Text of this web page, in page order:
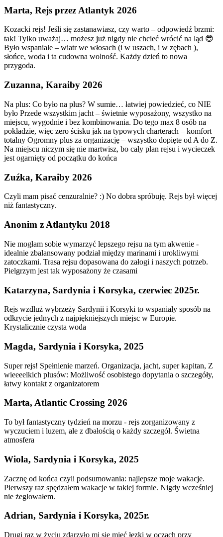
Marta, Rejs przez Atlantyk 2026
Kozacki rejs! Jeśli się zastanawiasz, czy warto – odpowiedź brzmi:
tak! Tylko uważaj… możesz już nigdy nie chcieć wrócić na ląd 😎
Było wspaniale – wiatr we włosach (i w uszach, i w zębach ),
słońce, woda i ta cudowna wolność. Każdy dzień to nowa
przygoda.
Zuzanna, Karaiby 2026
Na plus: Co było na plus? W sumie… łatwiej powiedzieć, co NIE
było Przede wszystkim jacht – świetnie wyposażony, wszystko na
miejscu, wygodnie i bez kombinowania. Do tego max 8 osób na
pokładzie, więc zero ścisku jak na typowych charterach – komfort
totalny Ogromny plus za organizację – wszystko dopięte od A do Z.
Na miejscu niczym się nie martwisz, bo cały plan rejsu i wycieczek
jest ogarnięty od początku do końca
Zuźka, Karaiby 2026
Czyli mam pisać cenzuralnie? :) No dobra spróbuję. Rejs był więcej
niż fantastyczny.
Anonim z Atlantyku 2018
Nie mogłam sobie wymarzyć lepszego rejsu na tym akwenie -
idealnie zbalansowany podział między marinami i urokliwymi
zatoczkami. Trasa rejsu dopasowana do załogi i naszych potrzeb.
Pielgrzym jest tak wyposażony że czasami
Katarzyna, Sardynia i Korsyka, czerwiec 2025r.
Rejs wzdłuż wybrzeży Sardynii i Korsyki to wspaniały sposób na
odkrycie jednych z najpiękniejszych miejsc w Europie.
Krystalicznie czysta woda
Magda, Sardynia i Korsyka, 2025
Super rejs! Spełnienie marzeń. Organizacja, jacht, super kapitan, Z
wieeeelkich plusów: Możliwość osobistego dopytania o szczegóły,
łatwy kontakt z organizatorem
Marta, Atlantic Crossing 2026
To był fantastyczny tydzień na morzu - rejs zorganizowany z
wyczuciem i luzem, ale z dbałością o każdy szczegół. Świetna
atmosfera
Wiola, Sardynia i Korsyka, 2025
Zacznę od końca czyli podsumowania: najlepsze moje wakacje.
Pierwszy raz spędzałem wakacje w takiej formie. Nigdy wcześniej
nie żeglowałem.
Adrian, Sardynia i Korsyka, 2025r.
Drugi raz w życiu zdarzyło mi się mieć łezki w oczach przy